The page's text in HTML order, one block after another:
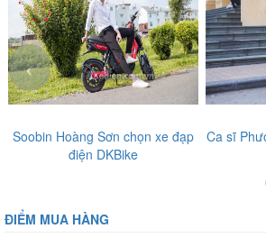
đạp
Ca sĩ Phương Ly tin dùng xe điện
Dibao
‹
ĐIỂM MUA HÀNG